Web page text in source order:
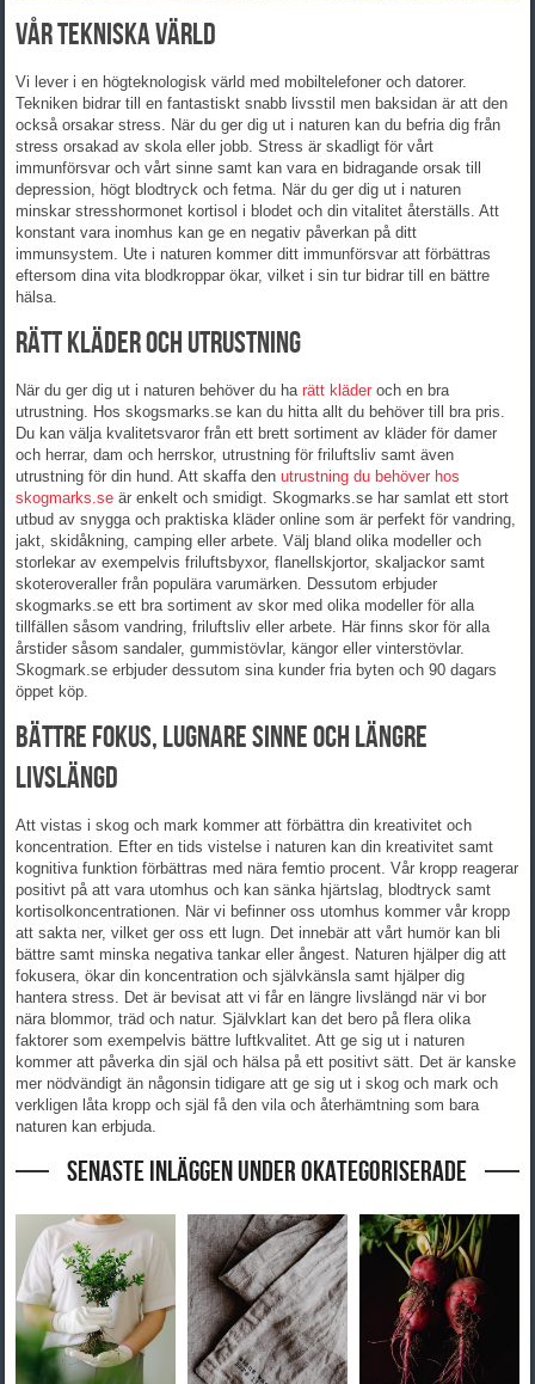
Vår tekniska värld
Vi lever i en högteknologisk värld med mobiltelefoner och datorer.
Tekniken bidrar till en fantastiskt snabb livsstil men baksidan är att den
också orsakar stress. När du ger dig ut i naturen kan du befria dig från
stress orsakad av skola eller jobb. Stress är skadligt för vårt
immunförsvar och vårt sinne samt kan vara en bidragande orsak till
depression, högt blodtryck och fetma. När du ger dig ut i naturen
minskar stresshormonet kortisol i blodet och din vitalitet återställs. Att
konstant vara inomhus kan ge en negativ påverkan på ditt
immunsystem. Ute i naturen kommer ditt immunförsvar att förbättras
eftersom dina vita blodkroppar ökar, vilket i sin tur bidrar till en bättre
hälsa.
Rätt kläder och utrustning
När du ger dig ut i naturen behöver du harätt kläder och en bra
utrustning. Hos skogsmarks.se kan du hitta allt du behöver till bra pris.
Du kan välja kvalitetsvaror från ett brett sortiment av kläder för damer
och herrar, dam och herrskor, utrustning för friluftsliv samt även
utrustning för din hund. Att skaffa denutrustning du behöver hos
skogmarks.se är enkelt och smidigt. Skogmarks.se har samlat ett stort
utbud av snygga och praktiska kläder online som är perfekt för vandring,
jakt, skidåkning, camping eller arbete. Välj bland olika modeller och
storlekar av exempelvis friluftsbyxor, flanellskjortor, skaljackor samt
skoteroveraller från populära varumärken. Dessutom erbjuder
skogmarks.se ett bra sortiment av skor med olika modeller för alla
tillfällen såsom vandring, friluftsliv eller arbete. Här finns skor för alla
årstider såsom sandaler, gummistövlar, kängor eller vinterstövlar.
Skogmark.se erbjuder dessutom sina kunder fria byten och 90 dagars
öppet köp.
Bättre fokus, lugnare sinne och längre
livslängd
Att vistas i skog och mark kommer att förbättra din kreativitet och
koncentration. Efter en tids vistelse i naturen kan din kreativitet samt
kognitiva funktion förbättras med nära femtio procent. Vår kropp reagerar
positivt på att vara utomhus och kan sänka hjärtslag, blodtryck samt
kortisolkoncentrationen. När vi befinner oss utomhus kommer vår kropp
att sakta ner, vilket ger oss ett lugn. Det innebär att vårt humör kan bli
bättre samt minska negativa tankar eller ångest. Naturen hjälper dig att
fokusera, ökar din koncentration och självkänsla samt hjälper dig
hantera stress. Det är bevisat att vi får en längre livslängd när vi bor
nära blommor, träd och natur. Självklart kan det bero på flera olika
faktorer som exempelvis bättre luftkvalitet. Att ge sig ut i naturen
kommer att påverka din själ och hälsa på ett positivt sätt. Det är kanske
mer nödvändigt än någonsin tidigare att ge sig ut i skog och mark och
verkligen låta kropp och själ få den vila och återhämtning som bara
naturen kan erbjuda.
Senaste inläggen under Okategoriserade